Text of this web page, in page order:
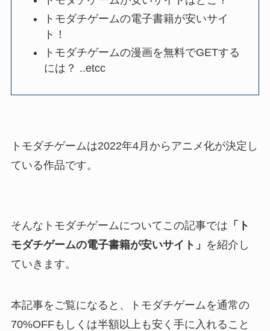
トモダチゲームの電子書籍が安いサイ
ト！
トモダチゲームの漫画を無料でGETする
には？ ..etcc
トモダチゲームは2022年4月からアニメ化が決定し
ている作品です。
そんなトモダチゲームについてこの記事では 「ト
モダチゲームの電子書籍が安いサイト」 を紹介し
ていきます。
本記事をご覧になると、トモダチゲームを通常の
70%OFFもしくは半額以上も安く手に入れること